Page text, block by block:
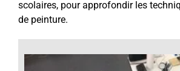
scolaires, pour approfondir les
de peinture.